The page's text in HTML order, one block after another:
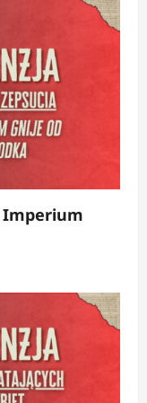
Imperium